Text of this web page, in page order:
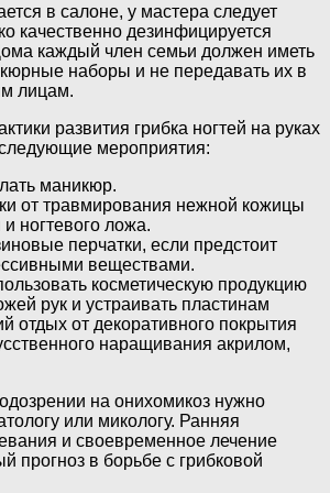
в салоне, у мастера следует
качественно дезинфицируется
каждый член семьи должен иметь
наборы и не передавать их в
лицам.
развития грибка ногтей на руках
мероприятия:
маникюр.
от травмирования нежной кожицы
и ногтевого ложа.
перчатки, если предстоит
веществами.
косметическую продукцию
рук и устраивать пластинам
отдых от декоративного покрытия
наращивания акрилом,
на онихомикоз нужно
или микологу. Ранняя
и своевременное лечение
прогноз в борьбе с грибковой